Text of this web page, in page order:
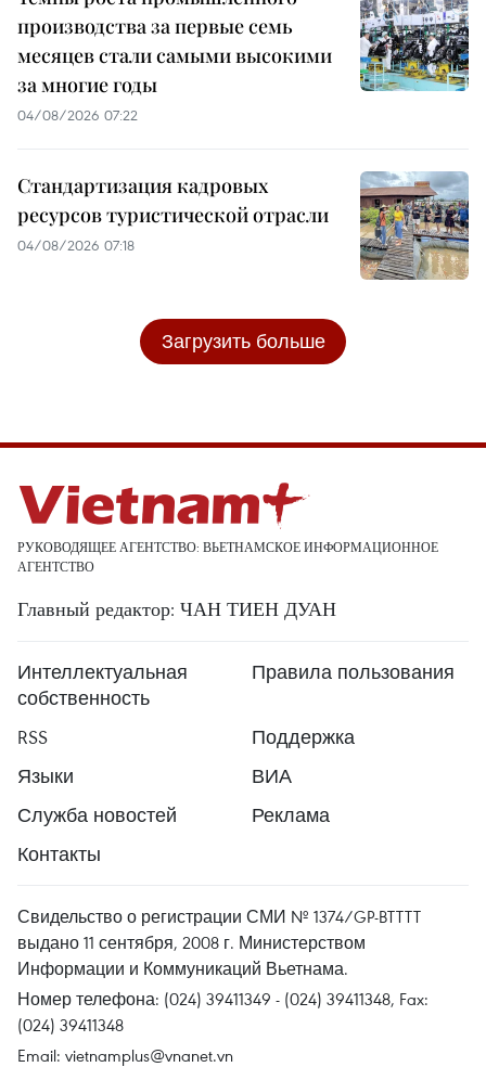
производства за первые семь
месяцев стали самыми высокими
за многие годы
04/08/2026 07:22
Стандартизация кадровых
ресурсов туристической отрасли
04/08/2026 07:18
Загрузить больше
РУКОВОДЯЩЕЕ АГЕНТСТВО: ВЬЕТНАМСКОЕ ИНФОРМАЦИОННОЕ
АГЕНТСТВО
Главный редактор: ЧАН ТИЕН ДУАН
Интеллектуальная
собственность
Правила пользования
RSS
Поддержка
Языки
ВИА
Служба новостей
Реклама
Контакты
Свидельство о регистрации СМИ № 1374/GP-BTTTT
выдано 11 сентября, 2008 г. Министерством
Информации и Коммуникаций Вьетнама.
Номер телефона: (024) 39411349 - (024) 39411348, Fax:
(024) 39411348
Email: vietnamplus@vnanet.vn